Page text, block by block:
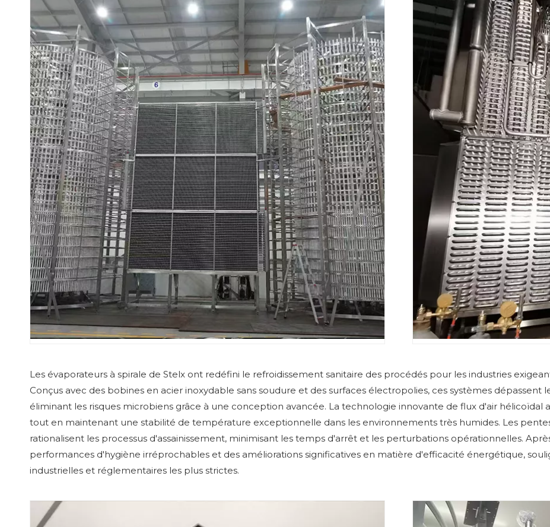
Les évaporateurs à spirale de Stelx ont redéfini le refroidissement sanitaire des procédés pour les industries
Conçus avec des bobines en acier inoxydable sans soudure et des surfaces électropolies, ces systèmes dépassent
éliminant les risques microbiens grâce à une conception avancée. La technologie innovante de flux d'air hélicoïdal
tout en maintenant une stabilité de température exceptionnelle dans les environnements très humides. Les
rationalisent les processus d'assainissement, minimisant les temps d'arrêt et les perturbations opérationnelles.
performances d'hygiène irréprochables et des améliorations significatives en matière d'efficacité énergétique,
industrielles et réglementaires les plus strictes.